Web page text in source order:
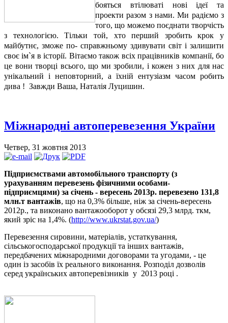
бояться втілюваті нові ідеї та
проекти разом з нами. Ми радіємо з
того, що можемо поєднати творчість
з технологією. Тільки той, хто перший зробить крок у
майбутнє, зможе по- справжньому здивувати світ і залишити
своє ім`я в історії. Вітаємо також всіх працівників компанії, бо
це вони творці всього, що ми зробили, і кожен з них для нас
унікальний і неповторний, а їхній ентузіазм часом робить
дива ! Завжди Ваша, Наталія Луцишин.
Міжнародні автоперевезення України
Четвер, 31 жовтня 2013
Підприємствами автомобільного транспорту (з
урахуванням перевезень фізичними особами-
підприємцями) за січень - вересень 2013р. перевезено 131,8
млн.т вантажів, що на 0,3% більше, ніж за січень-вересень
2012р., та виконано вантажооборот у обсязі 29,3 млрд. ткм,
який зріс на 1,4%. (http://www.ukrstat.gov.ua/)
Перевезення сировини, матеріалів, устаткування,
сільськогосподарської продукції та інших вантажів,
передбачених міжнародними договорами та угодами, - це
один із засобів їх реального виконання. Розподіл дозволів
серед українських автоперевізників у 2013 році .